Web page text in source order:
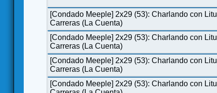
[Condado Meeple] 2x29 (53): Charlando con
Carreras (La Cuenta)
[Condado Meeple] 2x29 (53): Charlando con
Carreras (La Cuenta)
[Condado Meeple] 2x29 (53): Charlando con
Carreras (La Cuenta)
[Condado Meeple] 2x29 (53): Charlando con